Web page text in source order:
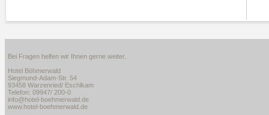
Bei Fragen helfen wir Ihnen gerne weiter.
Hotel Böhmerwald
Siegmund-Adam-Str. 54
93458 Warzenried/ Eschlkam
Telefon: 09947/ 200-0
info@hotel-boehmerwald.de
www.hotel-boehmerwald.de